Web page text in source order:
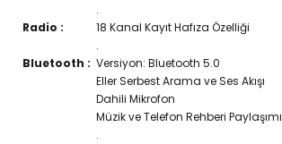
.
Radio :
18 Kanal Kayıt Hafıza Özelliği
.
Bluetooth : Versiyon: Bluetooth 5.0
Eller Serbest Arama ve Ses Akışı
Dahili Mikrofon
Müzik ve Telefon Rehberi Paylaşımı
.